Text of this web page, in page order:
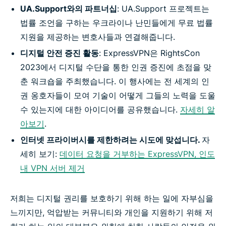
UA.Support와의 파트너십: UA.Support 프로젝트는
법률 조언을 구하는 우크라이나 난민들에게 무료 법률
지원을 제공하는 변호사들과 연결해줍니다.
디지털 안전 증진 활동: ExpressVPN은 RightsCon
2023에서 디지털 수단을 통한 인권 증진에 초점을 맞
춘 워크숍을 주최했습니다. 이 행사에는 전 세계의 인
권 옹호자들이 모여 기술이 어떻게 그들의 노력을 도울
수 있는지에 대한 아이디어를 공유했습니다. 자세히 알
아보기.
인터넷 프라이버시를 제한하려는 시도에 맞섭니다. 자
세히 보기: 데이터 요청을 거부하는 ExpressVPN, 인도
내 VPN 서버 제거
저희는 디지털 권리를 보호하기 위해 하는 일에 자부심을
느끼지만, 억압받는 커뮤니티와 개인을 지원하기 위해 저